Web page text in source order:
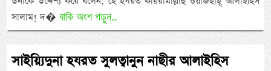
সালাম! দ�বাকি অংশ পড়ুন...
সাইয়্যিদুনা হযরত সুলত্বানুন নাছীর আলাইহিস